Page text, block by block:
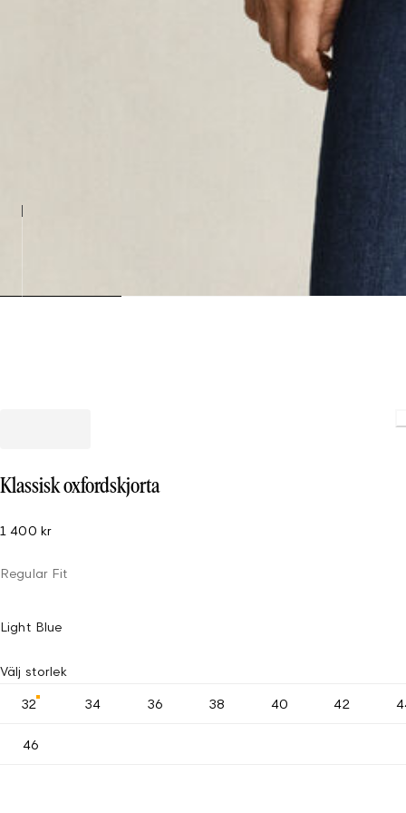
Klassisk oxfordskjorta
1 400 kr
Regular Fit
Light Blue
Välj storlek
32 34 36 38 40 42
46